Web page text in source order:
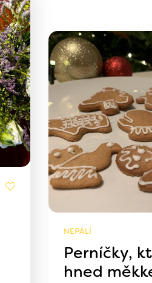
NEPÁLÍ
Perníčky,
hned